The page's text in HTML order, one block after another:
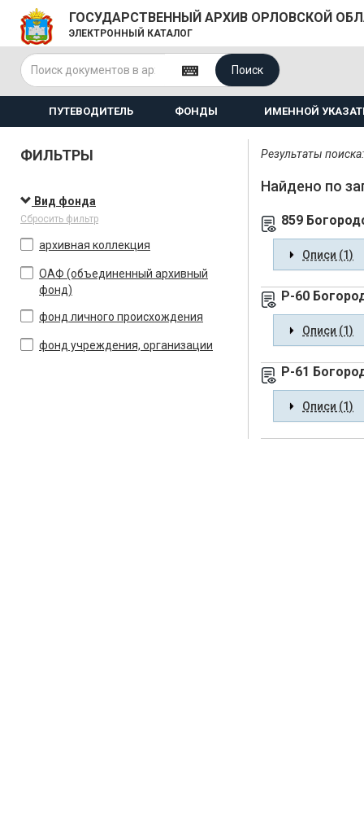
ГОСУДАРСТВЕННЫЙ АРХИВ ОРЛОВСКОЙ
ЭЛЕКТРОННЫЙ КАТАЛОГ
Поиск
ПУТЕВОДИТЕЛЬ ФОНДЫ ИМЕННОЙ
ФИЛЬТРЫ
Вид фонда
Сбросить фильтр
архивная коллекция
ОАФ (объединенный архивный
фонд)
фонд личного происхождения
фонд учреждения, организации
Результаты
Найдено по
859
Описи (1)
Р-60
Описи (1)
Р-61
Описи (1)